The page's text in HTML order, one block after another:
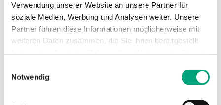
Verwendung unserer Website an unsere Partner für
soziale Medien, Werbung und Analysen weiter. Unsere
Partner führen diese Informationen möglicherweise mit
weiteren Daten zusammen, die Sie ihnen bereitgestellt
Notwendig
Leistungsaufnahme 6 W / 6 VA
Stellsignal 0…10 V DC